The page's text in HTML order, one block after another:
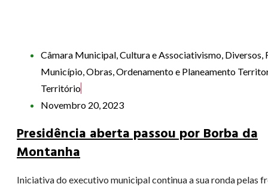
Câmara Municipal,Cultura e Associativismo, Diversos,
Município,Obras,Ordenamento e Planeamento
Território
Novembro 20, 2023
Presidência aberta passou por Borba da
Montanha
Iniciativa do executivo municipal continua a sua ronda pelas